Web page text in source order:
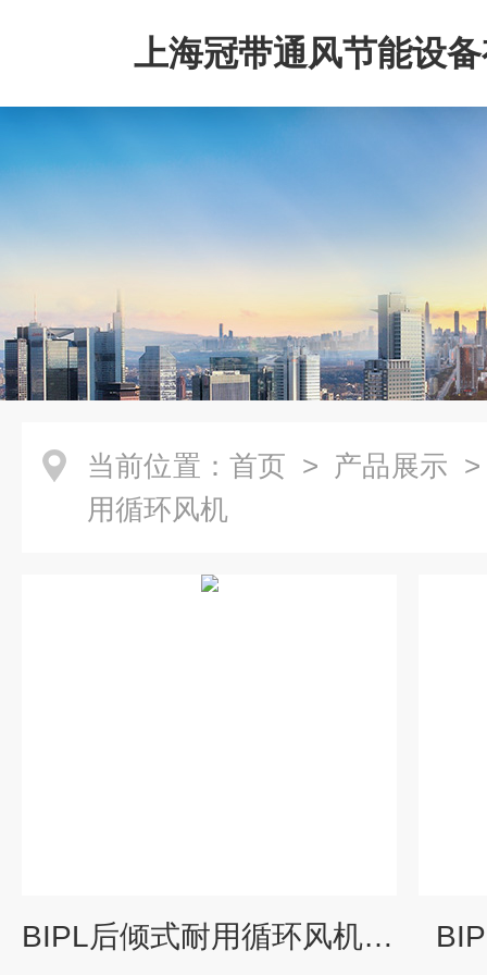
上海冠带通风节能设
司
当前位置： 首页 > 产品展示
用循环风机
BIPL后倾式耐用循环风机装置